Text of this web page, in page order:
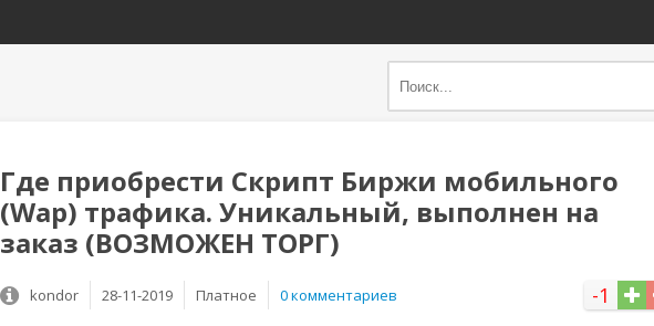
Где приобрести Скрипт Биржи мобильного
(Wap) трафика. Уникальный, выполнен на
заказ (ВОЗМОЖЕН ТОРГ)
-1
kondor 28-11-2019 Платное 0 комментариев